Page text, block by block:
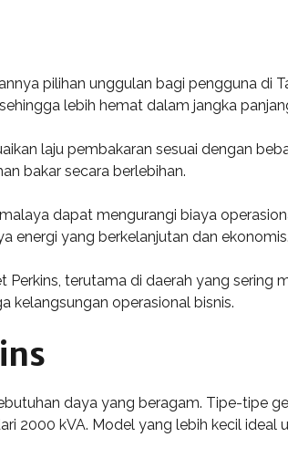
pilihan unggulan bagi pengguna di
lebih hemat dalam jangka
laju pembakaran sesuai dengan
bakar secara berlebihan.
dapat mengurangi biaya
energi yang berkelanjutan dan ekonomis.
terutama di daerah yang sering
kelangsungan operasional bisnis.
daya yang beragam. Tipe-tipe
2000 kVA. Model yang lebih kecil ideal